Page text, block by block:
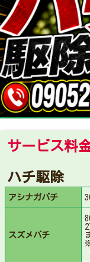
サービス料
ハチ駆除
アシナガバチ
スズメバチ